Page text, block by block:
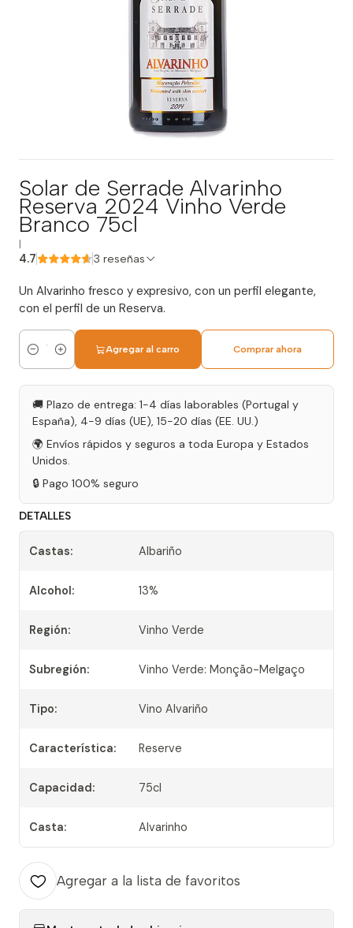
Solar de Serrade Alvarinho
Reserva 2024 Vinho Verde
Branco 75cl
4.7 3 reseñas
Un Alvarinho fresco y expresivo, con un perfil elegante,
con el perfil de un Reserva.
Cantidad
Agregar al carro Comprar ahora
🚚 Plazo de entrega: 1-4 días laborables (Portugal y
España), 4-9 días (UE), 15-20 días (EE. UU.)
🌍 Envíos rápidos y seguros a toda Europa y Estados
Unidos.
🔒 Pago 100% seguro
DETALLES
Castas: Albariño
Alcohol: 13%
Región: Vinho Verde
Subregión: Vinho Verde: Monção-Melgaço
Tipo: Vino Alvariño
Característica: Reserve
Capacidad: 75cl
Casta: Alvarinho
Agregar a la lista de favoritos